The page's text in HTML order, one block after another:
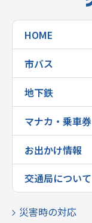
HOME
市バス
地下鉄
マナカ・乗車券
お出かけ情報
交通局について
災害時の対応